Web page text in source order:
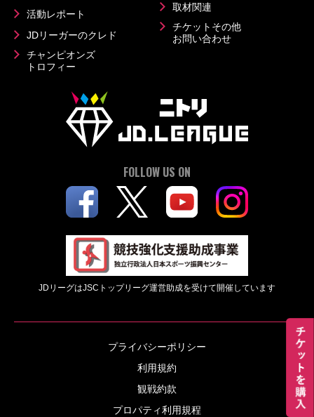
活動レポート
JDリーガーのクレド
チャンピオンズ
トロフィー
取材関連
チケットその他
お問い合わせ
FOLLOW US ON
JDリーグはJSCトップリーグ運営助成を受けて開催しています
プライバシーポリシー
利用規約
観戦約款
プロパティ利用規程